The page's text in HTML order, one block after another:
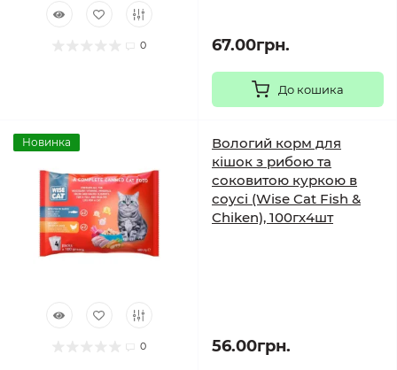
0 67.00грн.
До кошика
Новинка
0
Вологий корм для
кішок з рибою та
соковитою куркою в
соусі (Wise Cat Fish &
Chiken), 100гх4шт
56.00грн.